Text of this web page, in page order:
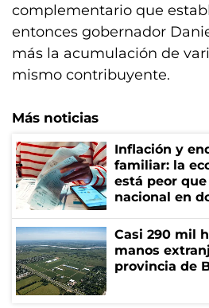
complementario que
entonces gobernador
más la acumulación de
mismo contribuyente.
Más noticias
Inflación y
familiar: la
está peor
nacional en
Casi 290 mil
manos
provincia de